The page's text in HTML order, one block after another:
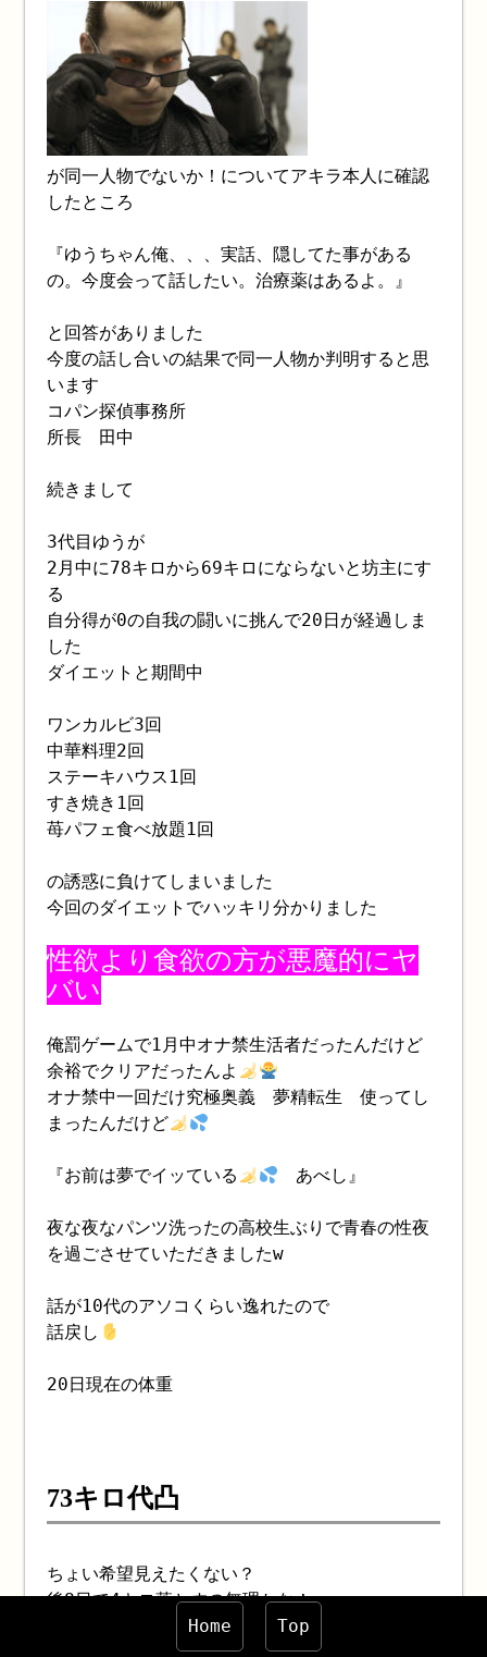
が同一人物でないか！についてアキラ本人に確認
したところ
『ゆうちゃん俺、、、実話、隠してた事がある
の。今度会って話したい。治療薬はあるよ。』
と回答がありました
今度の話し合いの結果で同一人物か判明すると思
います
コパン探偵事務所
所長 田中
続きまして
3代目ゆうが
2月中に78キロから69キロにならないと坊主にす
る
自分得が0の自我の闘いに挑んで20日が経過しま
した
ダイエットと期間中
ワンカルビ3回
中華料理2回
ステーキハウス1回
すき焼き1回
苺パフェ食べ放題1回
の誘惑に負けてしまいました
今回のダイエットでハッキリ分かりました
性欲より食欲の方が悪魔的にヤ
バい
俺罰ゲームで1月中オナ禁生活者だったんだけど
余裕でクリアだったんよ
オナ禁中一回だけ究極奥義 夢精転生 使ってし
まったんだけど
『お前は夢でイッている あべし』
夜な夜なパンツ洗ったの高校生ぶりで青春の性夜
を過ごさせていただきましたw
話が10代のアソコくらい逸れたので
話戻し
20日現在の体重
73キロ代凸
ちょい希望見えたくない？
後8日で4キロ落とすの無理かな！
ダメだった場合は潔く坊主（パイパン）にするし
Home Top